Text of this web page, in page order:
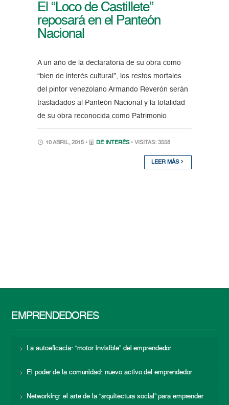
El “Loco de Castillete”
reposará en el Panteón
Nacional
A un año de la declaratoria de su obra como
“bien de interés cultural”, los restos mortales
del pintor venezolano Armando Reverón serán
trasladados al Panteón Nacional y la totalidad
de su obra reconocida como Patrimonio
10 ABRIL, 2015 • DE INTERÉS • VISITAS: 3558
LEER MÁS
EMPRENDEDORES
La autoeficacia: “motor invisible” del emprendedor
El poder de la comunidad: nuevo activo del emprendedor
Networking: el arte de la “arquitectura social” para emprender